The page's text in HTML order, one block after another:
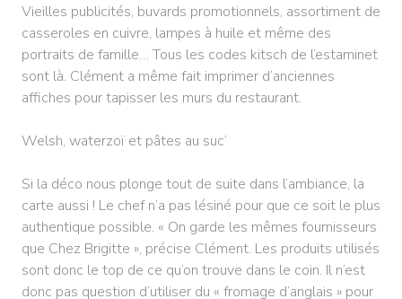
Vieilles publicités, buvards promotionnels, assortiment de
casseroles en cuivre, lampes à huile et même des
portraits de famille… Tous les codes kitsch de l’estaminet
sont là. Clément a même fait imprimer d’anciennes
affiches pour tapisser les murs du restaurant.
Welsh, waterzoï et pâtes au suc’
Si la déco nous plonge tout de suite dans l’ambiance, la
carte aussi ! Le chef n’a pas lésiné pour que ce soit le plus
authentique possible. « On garde les mêmes fournisseurs
que Chez Brigitte », précise Clément. Les produits utilisés
sont donc le top de ce qu’on trouve dans le coin. Il n’est
donc pas question d’utiliser du « fromage d’anglais » pour